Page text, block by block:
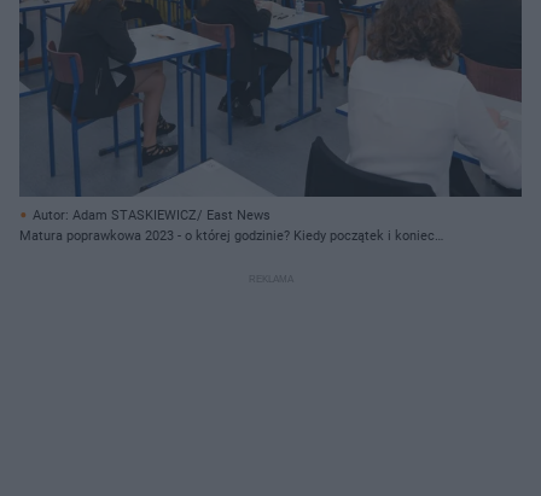
Autor: Adam STASKIEWICZ/ East News
Matura poprawkowa 2023 - o której godzinie? Kiedy początek i koniec